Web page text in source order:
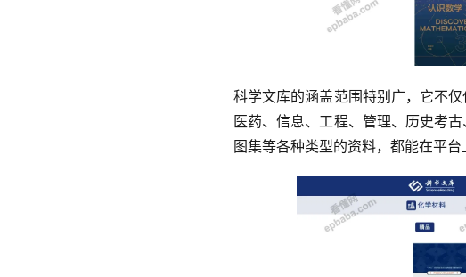
科学文库的涵盖范围特别广，它不
医药、信息、工程、管理、历史考
图集等各种类型的资料，都能在平